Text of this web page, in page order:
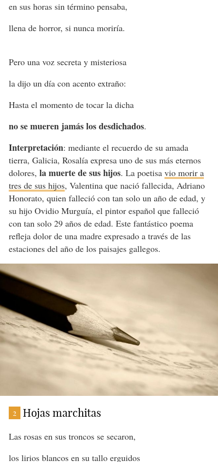
en sus horas sin término pensaba,
llena de horror, si nunca moriría.
Pero una voz secreta y misteriosa
la dijo un día con acento extraño:
Hasta el momento de tocar la dicha
no se mueren jamás los desdichados.
Interpretación: mediante el recuerdo de su amada
tierra, Galicia, Rosalía expresa uno de sus más eternos
dolores, la muerte de sus hijos. La poetisa vio morir a
tres de sus hijos, Valentina que nació fallecida, Adriano
Honorato, quien falleció con tan solo un año de edad, y
su hijo Ovidio Murguía, el pintor español que falleció
con tan solo 29 años de edad. Este fantástico poema
refleja dolor de una madre expresado a través de las
estaciones del año de los paisajes gallegos.
2 Hojas marchitas
Las rosas en sus troncos se secaron,
los lirios blancos en su tallo erguidos